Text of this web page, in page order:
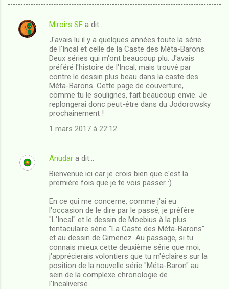
C
r
Miroirs SF a dit…
J'avais lu il y a quelques années toute la série
de l'Incal et celle de la Caste des Méta-Barons.
Deux séries qui m'ont beaucoup plu. J'avais
préféré l'histoire de l'Incal, mais trouvé par
contre le dessin plus beau dans la caste des
Méta-Barons. Cette page de couverture,
comme tu le soulignes, fait beaucoup envie. Je
replongerai donc peut-être dans du Jodorowsky
prochainement !
1 mars 2017 à 22:12
Anudar a dit…
Bienvenue ici car je crois bien que c'est la
première fois que je te vois passer :)
En ce qui me concerne, comme j'ai eu
l'occasion de le dire par le passé, je préfère
"L'Incal" et le dessin de Moebius à la plus
tentaculaire série "La Caste des Méta-Barons"
et au dessin de Gimenez. Au passage, si tu
connais mieux cette deuxième série que moi,
j'apprécierais volontiers que tu m'éclaires sur la
position de la nouvelle série "Méta-Baron" au
sein de la complexe chronologie de
l'Incaliverse...